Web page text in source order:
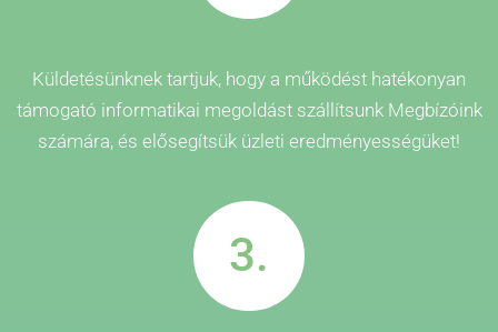
Küldetésünknek tartjuk, hogy a működést hatékonyan
támogató informatikai megoldást szállítsunk Megbízóink
számára, és elősegítsük üzleti eredményességüket!
3.